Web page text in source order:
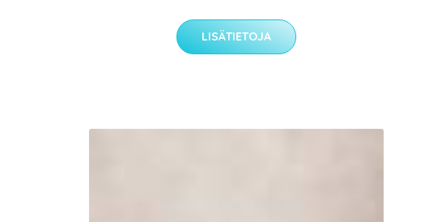
LISÄTIETOJA